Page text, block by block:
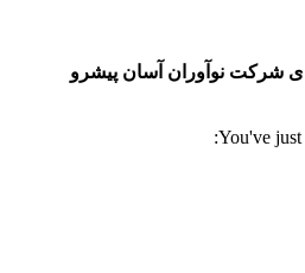
شرکت نوآوران آسان پیشرو
You've just